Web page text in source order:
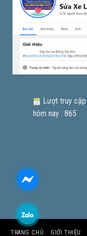
Lượt truy cập
hôm nay : 865
TRANG CHỦ GIỚI THIỆU